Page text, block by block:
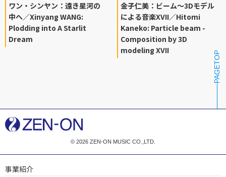
ワン・シンヤン：遠き星河の
中へ／Xinyang WANG:
Plodding into A Starlit
Dream
金子仁美：ビーム〜3Dモデル
による音楽XVII／Hitomi
Kaneko: Particle beam -
Composition by 3D
modeling XVII
PAGETOP
© 2026 ZEN-ON MUSIC CO.,LTD.
事業紹介